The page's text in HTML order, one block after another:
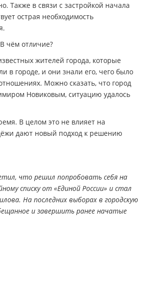
Также в связи с застройкой начала
острая необходимость
чём отличие?
жителей города, которые
в городе, и они знали его, чего было
Можно сказать, что город
Новиковым, ситуацию удалось
В целом это не влияет на
дают новый подход к решению
что решил попробовать себя на
списку от «Единой России» и стал
На последних выборах в городскую
и завершить ранее начатые